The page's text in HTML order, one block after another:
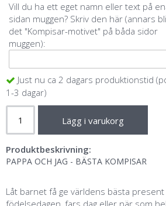
Vill du ha ett eget namn eller text på
sidan muggen? Skriv den här (annars
det "Kompisar-motivet" på båda sidor
muggen):
Just nu ca 2 dagars produktionstid
1-3 dagar)
Lägg i varukorg
Produktbeskrivning:
PAPPA OCH JAG - BÄSTA KOMPISAR
Låt barnet få ge världens bästa present
födelsedagen, fars dag eller när som